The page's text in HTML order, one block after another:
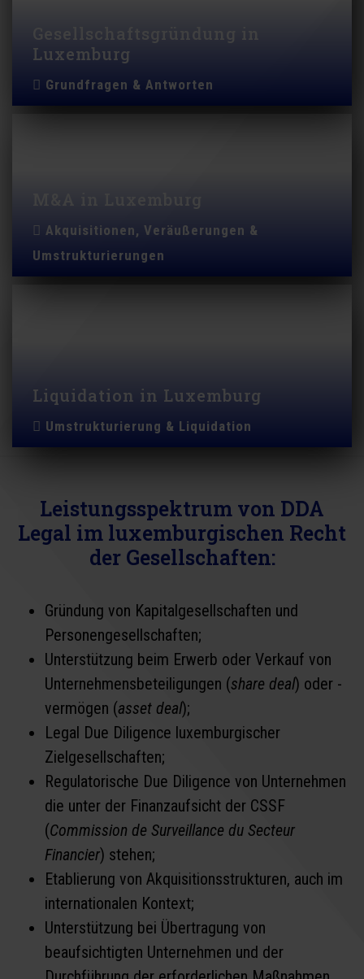
Luxemburg
Grundfragen & Antworten
Akquisitionen, Veräußerungen &
Umstrukturierungen
Liquidation in Luxemburg
Umstrukturierung & Liquidation
Leistungsspektrum von DDA
Legal im luxemburgischen Recht
der Gesellschaften:
Gründung von Kapitalgesellschaften und
Personengesellschaften;
Unterstützung beim Erwerb oder Verkauf von
Unternehmensbeteiligungen (share deal) oder -
vermögen (asset deal);
Legal Due Diligence luxemburgischer
Zielgesellschaften;
Regulatorische Due Diligence von Unternehmen
die unter der Finanzaufsicht der CSSF
(Commission de Surveillance du Secteur
Financier) stehen;
Etablierung von Akquisitionsstrukturen, auch im
internationalen Kontext;
Unterstützung bei Übertragung von
beaufsichtigten Unternehmen und der